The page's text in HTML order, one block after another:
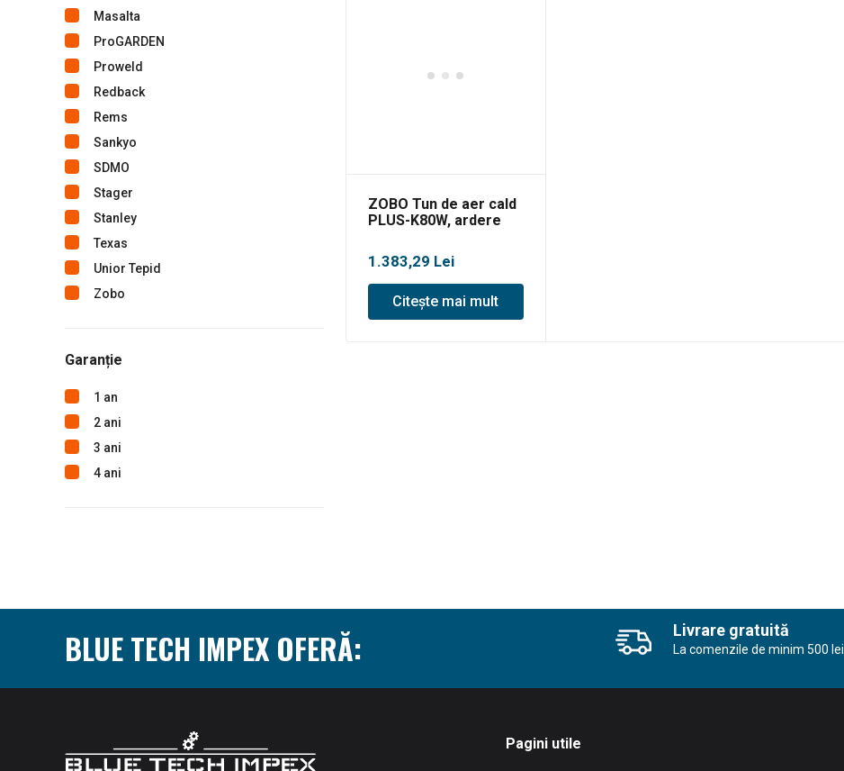
Masalta
ProGARDEN
Proweld
Redback
Rems
Sankyo
SDMO
Stager
Stanley
Texas
Unior Tepid
Zobo
Garanție
1 an
2 ani
3 ani
4 ani
ZOBO Tun de aer cald
PLUS-K80W, ardere
1.383,29 Lei
Citește mai mult
BLUE TECH IMPEX OFERĂ: Livrare gratuită
La comenzile de minim 500 lei
Pagini utile